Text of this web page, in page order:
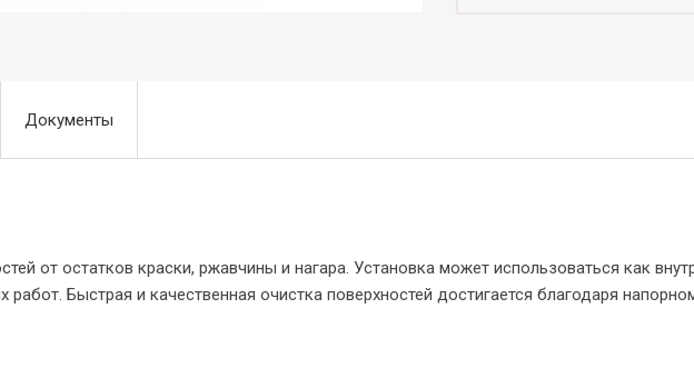
Документы
от остатков краски, ржавчины и нагара. Установка может использоваться как
Быстрая и качественная очистка поверхностей достигается благодаря